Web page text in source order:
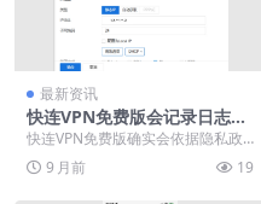
最新资讯
快连VPN免费版会记录日志
吗？隐私政策与零日志承诺解
读
快连VPN免费版确实会依据隐私政
策收集部分非敏感数据，包括连接
时间、服务器选择与...
9 月前 19